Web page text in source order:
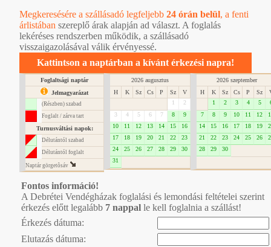
Megkeresésére a szállásadó legfeljebb 24 órán belül, a fenti
árlistában szereplő árak alapján ad választ. A foglalás
lekéréses rendszerben működik, a szállásadó
visszaigazolásával válik érvényessé.
Kattintson a naptárban a kívánt érkezési napra!
Foglaltsági naptár
Jelmagyarázat
(Részben) szabad
Foglalt / zárva tart
Turnusváltási napok:
Délutántól szabad
Délutántól foglalt
Naptár görgetôsáv
2026 augusztus
H
K Sz Cs P Sz
V
1
2
3
4 5 6 7 8
9
10
11 12 13 14 15
16
17
18 19 20 21 22
23
24
25 26 27 28 29
30
31
2026 szeptember
H
K Sz Cs P Sz
1
2 3 4 5
7
8 9 10 11 12
14
15 16 17 18 19
21
22 23 24 25 26
28
29 30
Fontos információ!
A Debrétei Vendégházak foglalási és lemondási feltételei szerint
érkezés előtt legalább 7 nappal le kell foglalnia a szállást!
Érkezés dátuma:
Elutazás dátuma: